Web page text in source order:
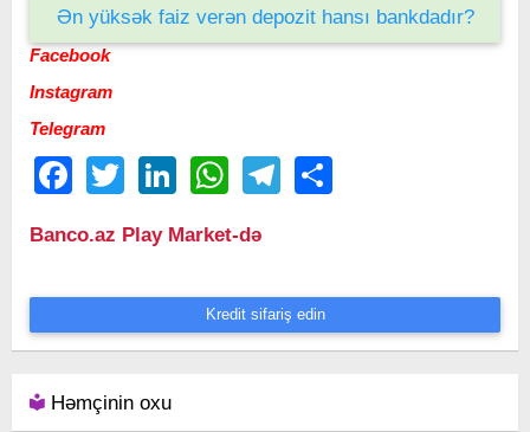
Ən yüksək faiz verən depozit hansı bankdadır?
Facebook
Instagram
Telegram
FacebookTwitter LinkedIn WhatsAppTelegram
Banco.az Play Market-də
Kredit sifariş edin
Həmçinin oxu